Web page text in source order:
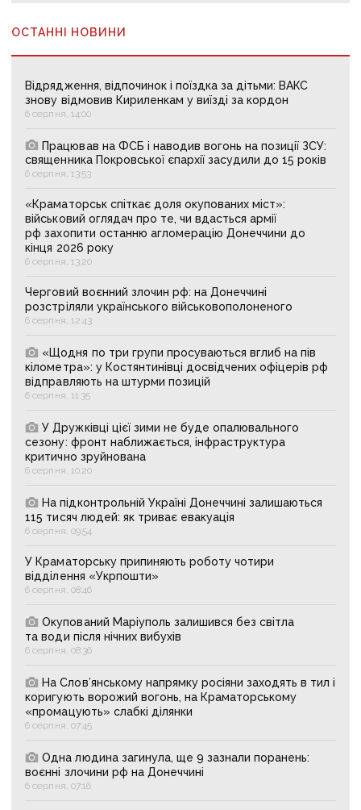
ОСТАННІ НОВИНИ
Відрядження, відпочинок і поїздка за дітьми: ВАКС
знову відмовив Кириленкам у виїзді за кордон
6 серпня, 14:00
Працював на ФСБ і наводив вогонь на позиції ЗСУ:
священника Покровської єпархії засудили до 15 років
6 серпня, 13:53
«Краматорськ спіткає доля окупованих міст»:
військовий оглядач про те, чи вдасться армії
рф захопити останню агломерацію Донеччини до
кінця 2026 року
6 серпня, 13:20
Черговий воєнний злочин рф: на Донеччині
розстріляли українського військовополоненого
6 серпня, 12:43
«Щодня по три групи просуваються вглиб на пів
кілометра»: у Костянтинівці досвідчених офіцерів рф
відправляють на штурми позицій
6 серпня, 11:35
У Дружківці цієї зими не буде опалювального
сезону: фронт наближається, інфраструктура
критично зруйнована
6 серпня, 10:20
На підконтрольній Україні Донеччині залишаються
115 тисяч людей: як триває евакуація
6 серпня, 09:54
У Краматорську припиняють роботу чотири
відділення «Укрпошти»
6 серпня, 08:46
Окупований Маріуполь залишився без світла
та води після нічних вибухів
6 серпня, 08:36
На Слов’янському напрямку росіяни заходять в тил і
коригують ворожий вогонь, на Краматорському
«промацують» слабкі ділянки
6 серпня, 07:45
Одна людина загинула, ще 9 зазнали поранень:
воєнні злочини рф на Донеччині
6 серпня, 07:16